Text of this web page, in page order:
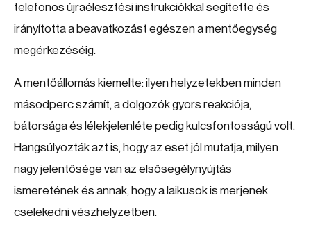
telefonos újraélesztési instrukciókkal segítette és
irányította a beavatkozást egészen a mentőegység
megérkezéséig.
A mentőállomás kiemelte: ilyen helyzetekben minden
másodperc számít, a dolgozók gyors reakciója,
bátorsága és lélekjelenléte pedig kulcsfontosságú volt.
Hangsúlyozták azt is, hogy az eset jól mutatja, milyen
nagy jelentősége van az elsősegélynyújtás
ismeretének és annak, hogy a laikusok is merjenek
cselekedni vészhelyzetben.